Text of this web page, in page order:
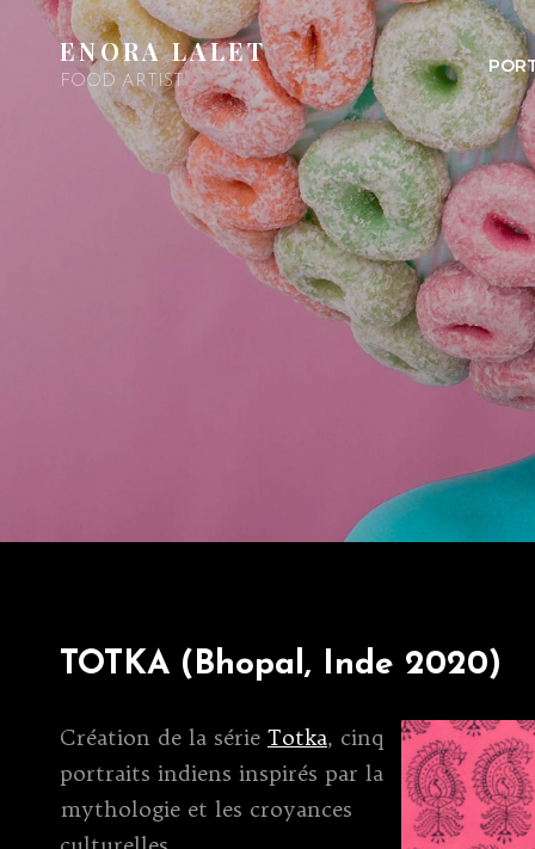
ENORA LALET
FOOD ARTIST
TOTKA (Bhopal, Inde 2020)
Création de la série Totka, cinq
portraits indiens inspirés par la
mythologie et les croyances